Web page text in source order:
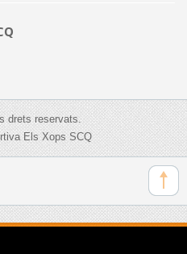
drets reservats.
Els Xops SCQ